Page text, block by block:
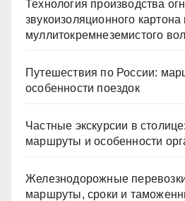
Технология производства
звукоизоляционного картона
муллитокремнеземистого
Путешествия по России:
особенности поездок
Частные экскурсии в
маршруты и особенности
Железнодорожные
маршруты, сроки и